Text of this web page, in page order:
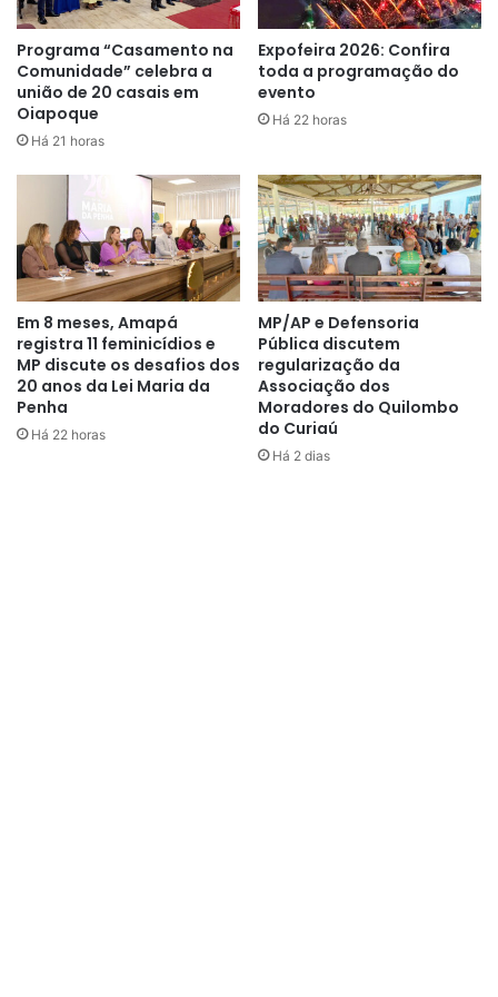
no calor forte que está fazendo esses dias’, disse a dona
de casa Gláucia Queiróz, mãe de aluno.
A escola é um bem patrimonial do Estado, a qual a Seed é
ciente dos problemas encontrados, já que foram enviados
diversos ofícios, e até o momento, segundo relatos,
nenhuma providência foi tomada, tanto na ausência de
professores quando na estrutura da instituição.
Reportagem:
Programa “Casamento na
Comunidade” celebra a
união de 20 casais em
Oiapoque
Há 21 horas
Expofeira 2026: Confira
toda a programação do
evento
Há 22 horas
Em 8 meses, Amapá
registra 11 feminicídios e
MP discute os desafios dos
20 anos da Lei Maria da
Penha
Há 22 horas
MP/AP e Defensoria
Pública discutem
regularização da
Associação dos
Moradores do Quilombo
do Curiaú
Há 2 dias